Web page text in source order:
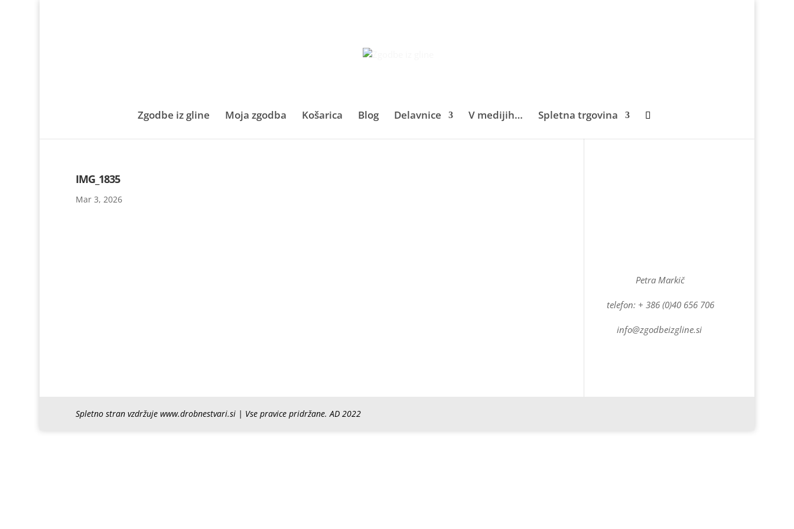
Zgodbe iz gline Moja zgodba Košarica Blog Delavnice V medijih… Spletna trgovina
IMG_1835
Mar 3, 2026
Petra Markič
telefon: + 386 (0)40 656 706
info@zgodbeizgline.si
Spletno stran vzdržuje www.drobnestvari.si | Vse pravice pridržane. AD 2022